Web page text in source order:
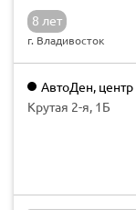
8 лет
г. Владивосток
АвтоДен,
Крутая 2-я, 1Б